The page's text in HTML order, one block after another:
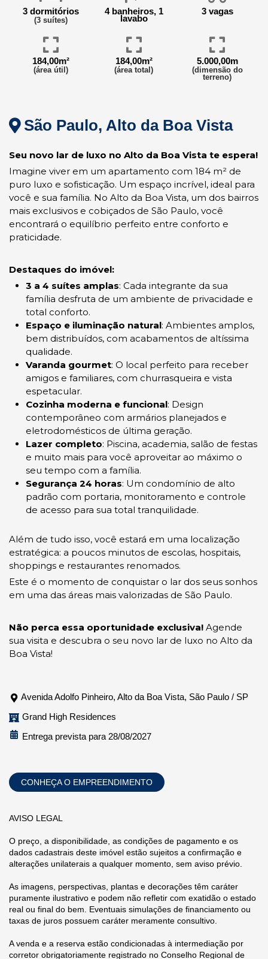
3 dormitórios
(3 suítes)
4 banheiros, 1
lavabo
3 vagas
184,00m²
(área útil)
184,00m²
(área total)
5.000,00m
(dimensão do
terreno)
São Paulo, Alto da Boa Vista
Seu novo lar de luxo no Alto da Boa Vista te espera!
Imagine viver em um apartamento com 184 m² de
puro luxo e sofisticação. Um espaço incrível, ideal para
você e sua família. No Alto da Boa Vista, um dos bairros
mais exclusivos e cobiçados de São Paulo, você
encontrará o equilíbrio perfeito entre conforto e
praticidade.
Destaques do imóvel:
3 a 4 suítes amplas: Cada integrante da sua
família desfruta de um ambiente de privacidade e
total conforto.
Espaço e iluminação natural: Ambientes amplos,
bem distribuídos, com acabamentos de altíssima
qualidade.
Varanda gourmet: O local perfeito para receber
amigos e familiares, com churrasqueira e vista
espetacular.
Cozinha moderna e funcional: Design
contemporâneo com armários planejados e
eletrodomésticos de última geração.
Lazer completo: Piscina, academia, salão de festas
e muito mais para você aproveitar ao máximo o
seu tempo com a família.
Segurança 24 horas: Um condomínio de alto
padrão com portaria, monitoramento e controle
de acesso para sua total tranquilidade.
Além de tudo isso, você estará em uma localização
estratégica: a poucos minutos de escolas, hospitais,
shoppings e restaurantes renomados.
Este é o momento de conquistar o lar dos seus sonhos
em uma das áreas mais valorizadas de São Paulo.
Não perca essa oportunidade exclusiva! Agende
sua visita e descubra o seu novo lar de luxo no Alto da
Boa Vista!
Avenida Adolfo Pinheiro, Alto da Boa Vista, São Paulo / SP
Grand High Residences
Entrega prevista para 28/08/2027
CONHEÇA O EMPREENDIMENTO
AVISO LEGAL
O preço, a disponibilidade, as condições de pagamento e os
dados cadastrais deste imóvel estão sujeitos a confirmação e
alterações unilaterais a qualquer momento, sem aviso prévio.
As imagens, perspectivas, plantas e decorações têm caráter
puramente ilustrativo e podem não refletir com exatidão o estado
real ou final do bem. Eventuais simulações de financiamento ou
taxas de juros possuem caráter meramente consultivo.
A venda e a reserva estão condicionadas à intermediação por
corretor obrigatoriamente registrado no Conselho Regional de